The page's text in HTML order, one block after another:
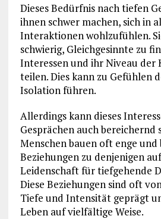
Dieses Bedürfnis nach tiefen
ihnen schwer machen, sich in
Interaktionen wohlzufühlen.
schwierig, Gleichgesinnte zu
Interessen und ihr Niveau der
teilen. Dies kann zu Gefühlen
Isolation führen.
Allerdings kann dieses
Gesprächen auch bereichernd
Menschen bauen oft enge
Beziehungen zu denjenigen
Leidenschaft für tiefgehende
Diese Beziehungen sind oft
Tiefe und Intensität geprägt
Leben auf vielfältige Weise.